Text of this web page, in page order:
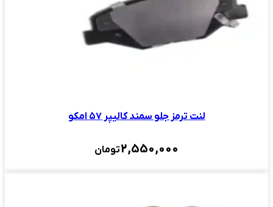
لنت ترمز جلو سمند کالیپر ۵۷ امکو
2,550,000تومان